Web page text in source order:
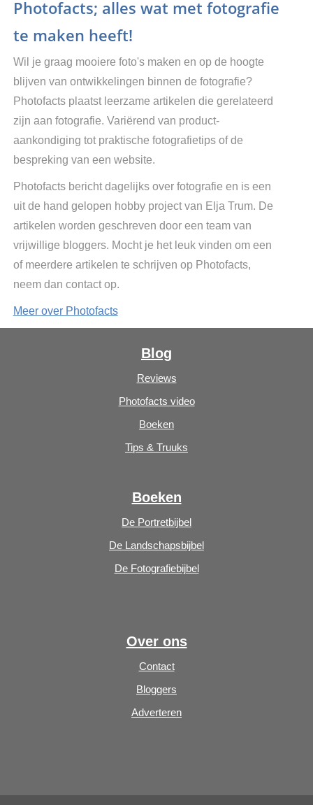
Photofacts; alles wat met fotografie
te maken heeft!
Wil je graag mooiere foto's maken en op de hoogte
blijven van ontwikkelingen binnen de fotografie?
Photofacts plaatst leerzame artikelen die gerelateerd
zijn aan fotografie. Variërend van product-
aankondiging tot praktische fotografietips of de
bespreking van een website.
Photofacts bericht dagelijks over fotografie en is een
uit de hand gelopen hobby project van Elja Trum. De
artikelen worden geschreven door een team van
vrijwillige bloggers. Mocht je het leuk vinden om een
of meerdere artikelen te schrijven op Photofacts,
neem dan contact op.
Meer over Photofacts
Blog
Reviews
Photofacts video
Boeken
Tips & Truuks
Boeken
De Portretbijbel
De Landschapsbijbel
De Fotografiebijbel
Over ons
Contact
Bloggers
Adverteren